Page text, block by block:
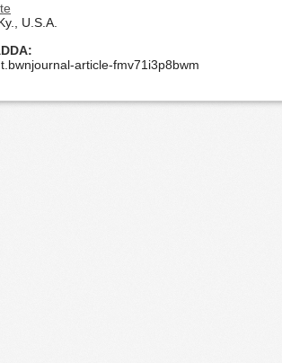
U.S.A.
article-fmv71i3p8bwm